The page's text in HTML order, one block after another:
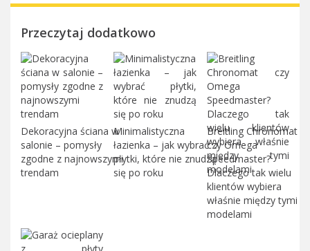
Przeczytaj dodatkowo
Dekoracyjna ściana w
salonie – pomysły
zgodne z najnowszymi
trendam
Minimalistyczna
łazienka – jak wybrać
płytki, które nie znudzą
się po roku
Breitling Chronomat
czy Omega
Speedmaster?
Dlaczego tak wielu
klientów wybiera
właśnie między tymi
modelami